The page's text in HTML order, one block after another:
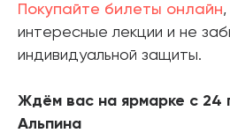
Покупайте билеты онлайн
интересные лекции и не
индивидуальной защиты.
Ждём вас на ярмарке с 24
Альпина